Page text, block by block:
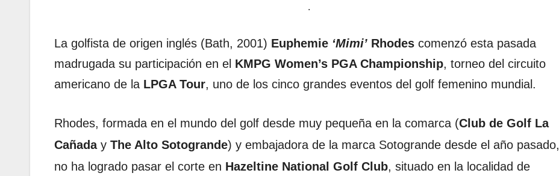
.
La golfista de origen inglés (Bath, 2001) Euphemie ‘Mimi’ Rhodes comenzó esta pasada
madrugada su participación en el KMPG Women’s PGA Championship, torneo del circuito
americano de la LPGA Tour, uno de los cinco grandes eventos del golf femenino mundial.
Rhodes, formada en el mundo del golf desde muy pequeña en la comarca (Club de Golf La
Cañaday The Alto Sotogrande) y embajadora de la marca Sotogrande desde el año pasado,
no ha logrado pasar el corte en Hazeltine National Golf Club, situado en la localidad de